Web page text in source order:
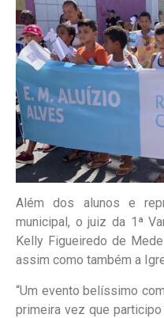
Além dos alunos e
municipal, o juiz da 1ª
Kelly Figueiredo de
assim como também a
“Um evento belíssimo
primeira vez que